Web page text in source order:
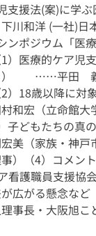
支援法(案)に学
和洋 (一社)日
ンポジウム「医
1）医療的ケア児
……平田 義
2）18歳以降に対
宏（立命館大
）子どもたちの真
（家族・神戸
）
（4）コメント
看護職員支援協
広がる懸念など
事長・大阪旭こ